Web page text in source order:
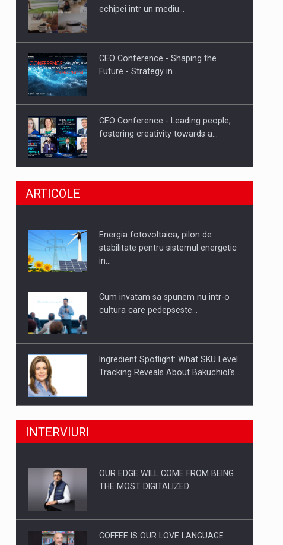
Hard Enduro Piatra Craiului 2026,
echipei intr un mediu…
CEO Conference - Shaping the
Future - Strategy in…
CEO Conference - Leading people,
fostering creativity towards a…
CEO Conference - Shaping The
Webinar - Business Evolution-
RETHINK STRATEGY-Finantare
ARTICOLE
Energia fotovoltaica, pilon de
stabilitate pentru sistemul energetic
in…
Cum invatam sa spunem nu intr-o
cultura care pedepseste…
Ingredient Spotlight: What SKU Level
Tracking Reveals About Bakuchiol's…
Producatorii si comerciantii care nu
Proteinmaxxing and the Future of
INTERVIURI
OUR EDGE WILL COME FROM BEING
THE MOST DIGITALIZED…
COFFEE IS OUR LOVE LANGUAGE